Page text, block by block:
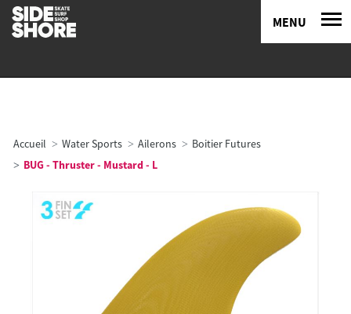
MENU
Accueil Water Sports Ailerons
Boitier Futures
BUG - Thruster - Mustard - L